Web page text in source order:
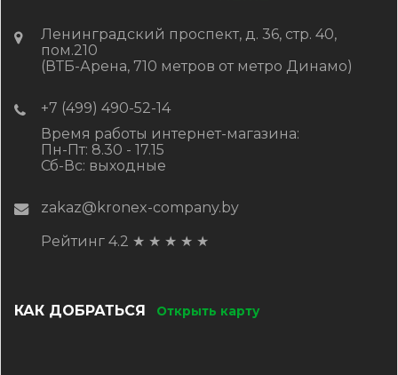
Ленинградский проспект, д. 36, стр. 40,
пом.210
(ВТБ-Арена, 710 метров от метро Динамо)
+7 (499) 490-52-14
Время работы интернет-магазина:
Пн-Пт: 8.30 - 17.15
Сб-Вс: выходные
zakaz@kronex-company.by
Рейтинг 4.2 ★ ★ ★ ★ ★
КАК ДОБРАТЬСЯ Открыть карту